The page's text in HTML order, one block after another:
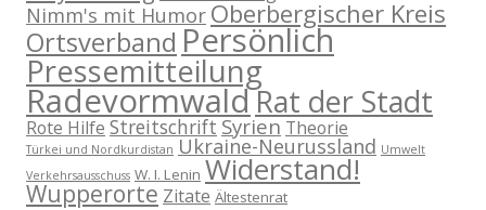
Nimm's mit Humor Oberbergischer Kreis
OrtsverbandPersönlich
Pressemitteilung
RadevormwaldRat der Stadt
Rote Hilfe Streitschrift Syrien Theorie
Türkei und Nordkurdistan Ukraine-Neurussland Umwelt
Verkehrsausschuss W. I. Lenin Widerstand!
Wupperorte Zitate Ältestenrat